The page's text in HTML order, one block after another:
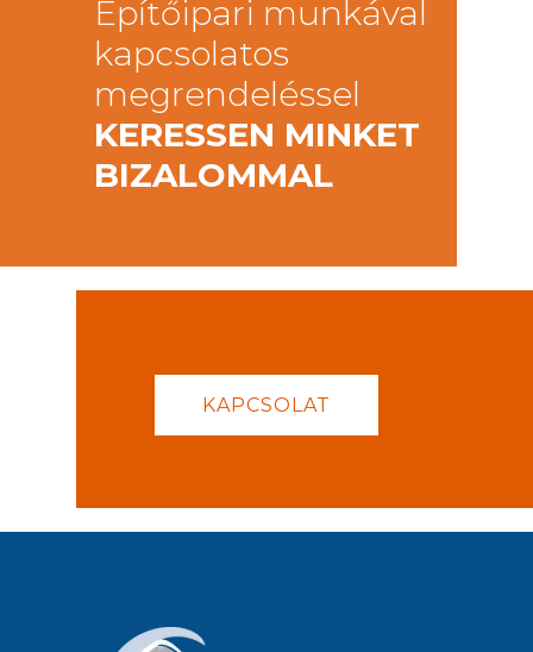
Építőipari munkával
kapcsolatos
megrendeléssel
KERESSEN MINKET
BIZALOMMAL
KAPCSOLAT